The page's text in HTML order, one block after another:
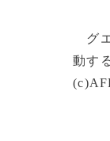
グエ
動す